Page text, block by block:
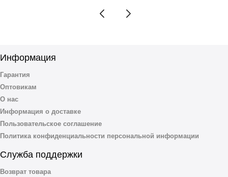
Информация
Гарантия
Оптовикам
О нас
Информация о доставке
Пользовательское соглашение
Политика конфиденциальности персональной информации
Служба поддержки
Возврат товара